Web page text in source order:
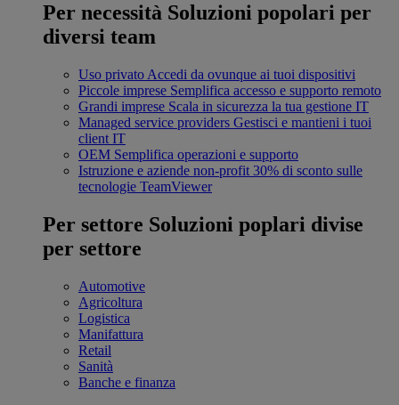
Per necessità Soluzioni popolari per
diversi team
Uso privato Accedi da ovunque ai tuoi dispositivi
Piccole imprese Semplifica accesso e supporto remoto
Grandi imprese Scala in sicurezza la tua gestione IT
Managed service providers Gestisci e mantieni i tuoi
client IT
OEM Semplifica operazioni e supporto
Istruzione e aziende non-profit 30% di sconto sulle
tecnologie TeamViewer
Per settore Soluzioni poplari divise
per settore
Automotive
Agricoltura
Logistica
Manifattura
Retail
Sanità
Banche e finanza